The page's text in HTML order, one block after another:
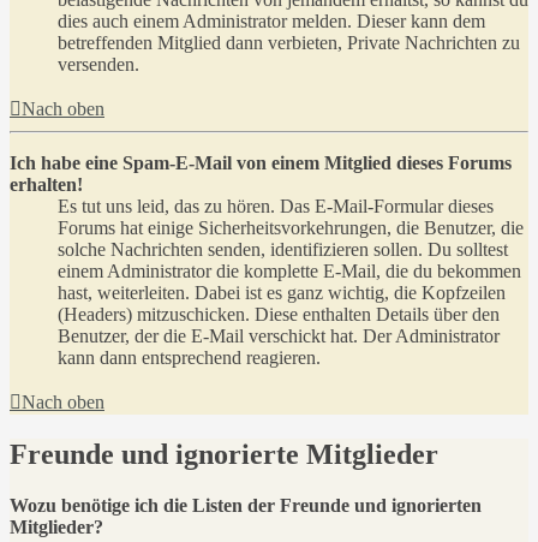
dies auch einem Administrator melden. Dieser kann dem
betreffenden Mitglied dann verbieten, Private Nachrichten zu
versenden.
Nach oben
Ich habe eine Spam-E-Mail von einem Mitglied dieses Forums
erhalten!
Es tut uns leid, das zu hören. Das E-Mail-Formular dieses
Forums hat einige Sicherheitsvorkehrungen, die Benutzer, die
solche Nachrichten senden, identifizieren sollen. Du solltest
einem Administrator die komplette E-Mail, die du bekommen
hast, weiterleiten. Dabei ist es ganz wichtig, die Kopfzeilen
(Headers) mitzuschicken. Diese enthalten Details über den
Benutzer, der die E-Mail verschickt hat. Der Administrator
kann dann entsprechend reagieren.
Nach oben
Freunde und ignorierte Mitglieder
Wozu benötige ich die Listen der Freunde und ignorierten
Mitglieder?